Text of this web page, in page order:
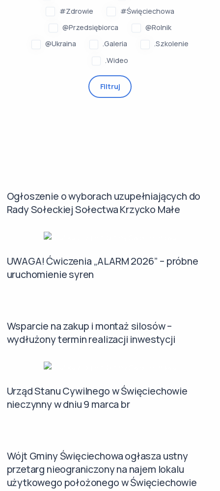
#Zdrowie
#Święciechowa
@Przedsiębiorca
@Rolnik
@Ukraina
.Galeria
.Szkolenie
.Wideo
Filtruj
Ogłoszenie o wyborach uzupełniających do
Rady Sołeckiej Sołectwa Krzycko Małe
UWAGA! Ćwiczenia „ALARM 2026” – próbne
uruchomienie syren
Wsparcie na zakup i montaż silosów –
wydłużony termin realizacji inwestycji
Urząd Stanu Cywilnego w Święciechowie
nieczynny w dniu 9 marca br
Wójt Gminy Święciechowa ogłasza ustny
przetarg nieograniczony na najem lokalu
użytkowego położonego w Święciechowie